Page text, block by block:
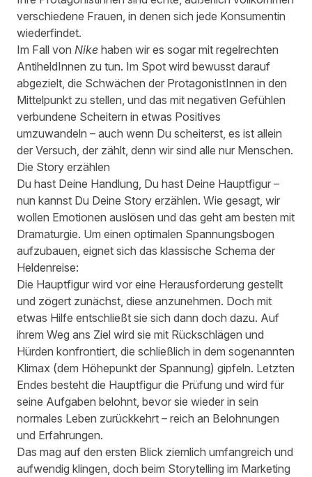
verschiedene Frauen, in denen sich jede Konsumentin
wiederfindet.
Im Fall von Nike haben wir es sogar mit regelrechten
AntiheldInnen zu tun. Im Spot wird bewusst darauf
abgezielt, die Schwächen der ProtagonistInnen in den
Mittelpunkt zu stellen, und das mit negativen Gefühlen
verbundene Scheitern in etwas Positives
umzuwandeln – auch wenn Du scheiterst, es ist allein
der Versuch, der zählt, denn wir sind alle nur Menschen.
Die Story erzählen
Du hast Deine Handlung, Du hast Deine Hauptfigur –
nun kannst Du Deine Story erzählen. Wie gesagt, wir
wollen Emotionen auslösen und das geht am besten mit
Dramaturgie. Um einen optimalen Spannungsbogen
aufzubauen, eignet sich das klassische Schema der
Heldenreise:
Die Hauptfigur wird vor eine Herausforderung gestellt
und zögert zunächst, diese anzunehmen. Doch mit
etwas Hilfe entschließt sie sich dann doch dazu. Auf
ihrem Weg ans Ziel wird sie mit Rückschlägen und
Hürden konfrontiert, die schließlich in dem sogenannten
Klimax (dem Höhepunkt der Spannung) gipfeln. Letzten
Endes besteht die Hauptfigur die Prüfung und wird für
seine Aufgaben belohnt, bevor sie wieder in sein
normales Leben zurückkehrt – reich an Belohnungen
und Erfahrungen.
Das mag auf den ersten Blick ziemlich umfangreich und
aufwendig klingen, doch beim Storytelling im Marketing